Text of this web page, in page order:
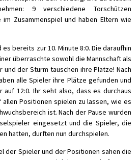
9 verschiedene Torschützen
Zusammenspiel und haben Eltern wie
bereits zur 10. Minute 8:0. Die daraufhin
überraschte sowohl die Mannschaft als
und der Sturm tauschen ihre Plätze! Nach
alle Spieler ihre Plätze gefunden und
auf 12:0. Ihr seht also, dass es durchaus
Positionen spielen zu lassen, wie es
ist. Nach der Pause wurden
eingesetzt und die Spieler, die
hatten, durften nun durchspielen.
der Spieler und der Positionen sahen die